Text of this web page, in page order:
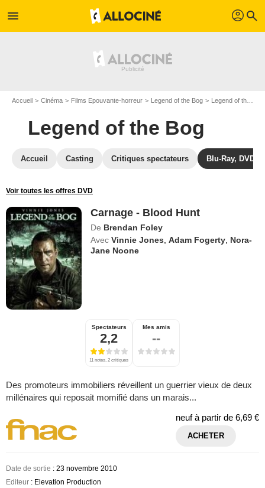
menu profil search
Accueil Cinéma Films Epouvante-horreur Legend of the Bog Legend of the Bog en Blu Ray
Legend of the Bog
Accueil Casting Critiques spectateurs Blu-Ray, DVD
Voir toutes les offres DVD
Carnage - Blood Hunt
De Brendan Foley
Avec Vinnie Jones ,Adam Fogerty Nora-
Jane Noone
Spectateurs
2,2
11 notes, 2 critiques
Mes amis
--
Des promoteurs immobiliers réveillent un guerrier vieux de deux
millénaires qui reposait momifié dans un marais...
neuf à partir de 6,69 €
ACHETER
Date de sortie : 23 novembre 2010
Editeur : Elevation Production